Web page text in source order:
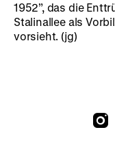
1952”, das die
Stalinallee als
vorsieht. (jg)
To